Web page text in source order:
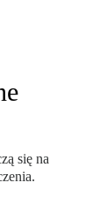
się na